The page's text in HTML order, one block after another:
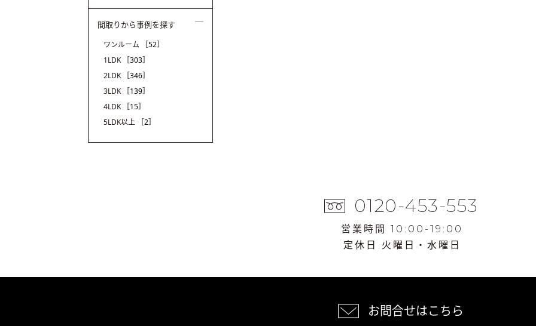
間取りから事例を探す
ワンルーム
［52］
1LDK
［303］
2LDK
［346］
3LDK
［139］
4LDK
［15］
5LDK以上
［2］
0120-453-553
営業時間 10:00-19:00
定休日 火曜日・水曜日
お問合せはこちら